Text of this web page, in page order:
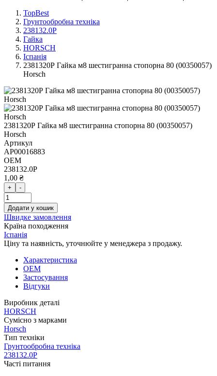
TopBest
Грунтообробна техніка
238132.0Р
Гайка
HORSCH
Іспанія
2381320Р Гайка м8 шестигранна стопорна 80 (00350057)
Horsch
2381320Р Гайка м8 шестигранна стопорна 80 (00350057)
Horsch
Артикул
AP00016883
OEM
238132.0Р
1,00 ₴
+ -
Додати у кошик
Швидке замовлення
Країна походження
Іспанія
Ціну та наявність, уточнюйте у менеджера з продажу.
Характеристика
OEM
Застосування
Відгуки
Виробник деталі
HORSCH
Сумісно з марками
Horsch
Тип техніки
Грунтообробна техніка
238132.0Р
Часті питання